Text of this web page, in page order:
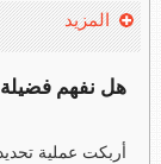
المزيد
هل نفهم فضيلة
أربكت عملية